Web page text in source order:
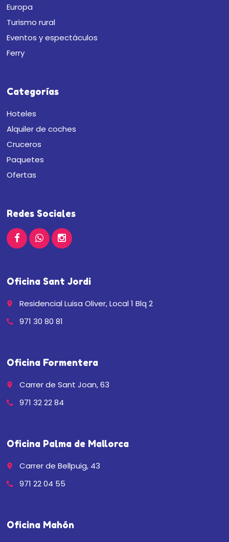
Europa
Turismo rural
Eventos y espectáculos
Ferry
Categorías
Hoteles
Alquiler de coches
Cruceros
Paquetes
Ofertas
Redes Sociales
Oficina Sant Jordi
place Residencial Luisa Oliver, Local 1 Blq 2
call 971 30 80 81
Oficina Formentera
place Carrer de Sant Joan, 63
call 971 32 22 84
Oficina Palma de Mallorca
place Carrer de Bellpuig, 43
call 971 22 04 55
Oficina Mahón